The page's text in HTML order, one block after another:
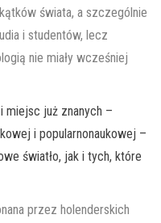
świata, a szczególnie
i studentów, lecz
nie miały wcześniej
miejsc już znanych –
i popularnonaukowej –
światło, jak i tych, które
przez holenderskich